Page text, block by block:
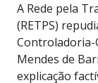
A Rede pela
(RETPS)
Controladoria-
Mendes de
explicação